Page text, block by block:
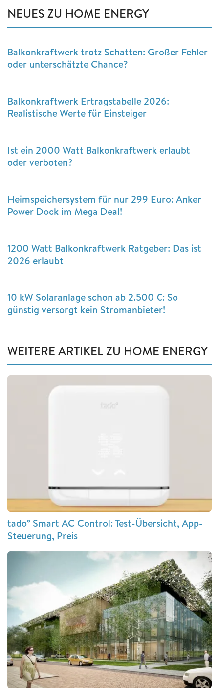
NEUES ZU HOME ENERGY
Balkonkraftwerk trotz Schatten: Großer Fehler
oder unterschätzte Chance?
Balkonkraftwerk Ertragstabelle 2026:
Realistische Werte für Einsteiger
Ist ein 2000 Watt Balkonkraftwerk erlaubt
oder verboten?
Heimspeichersystem für nur 299 Euro: Anker
Power Dock im Mega Deal!
1200 Watt Balkonkraftwerk Ratgeber: Das ist
2026 erlaubt
10 kW Solaranlage schon ab 2.500 €: So
günstig versorgt kein Stromanbieter!
WEITERE ARTIKEL ZU HOME ENERGY
tado° Smart AC Control: Test-Übersicht, App-
Steuerung, Preis